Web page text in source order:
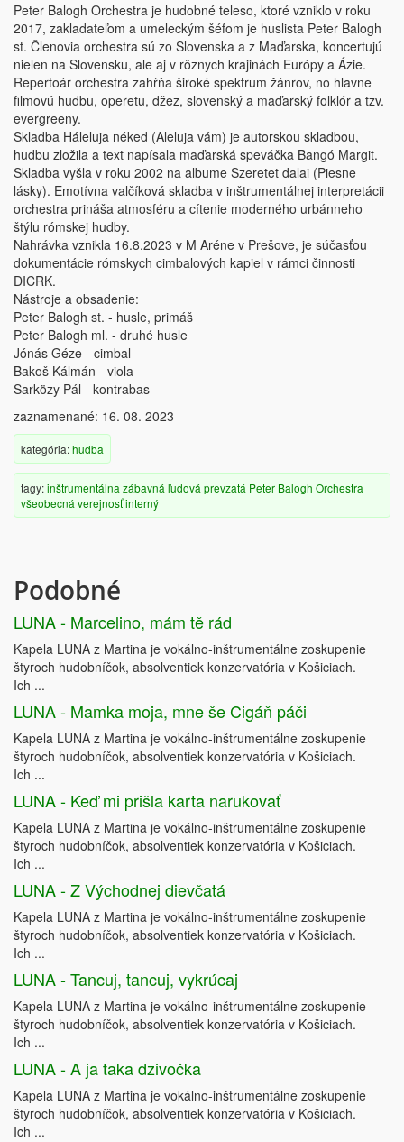
Peter Balogh Orchestra je hudobné teleso, ktoré vzniklo v roku
2017, zakladateľom a umeleckým šéfom je huslista Peter Balogh
st. Členovia orchestra sú zo Slovenska a z Maďarska, koncertujú
nielen na Slovensku, ale aj v rôznych krajinách Európy a Ázie.
Repertoár orchestra zahŕňa široké spektrum žánrov, no hlavne
filmovú hudbu, operetu, džez, slovenský a maďarský folklór a tzv.
evergreeny.
Skladba Háleluja néked (Aleluja vám) je autorskou skladbou,
hudbu zložila a text napísala maďarská speváčka Bangó Margit.
Skladba vyšla v roku 2002 na albume Szeretet dalai (Piesne
lásky). Emotívna valčíková skladba v inštrumentálnej interpretácii
orchestra prináša atmosféru a cítenie moderného urbánneho
štýlu rómskej hudby.
Nahrávka vznikla 16.8.2023 v M Aréne v Prešove, je súčasťou
dokumentácie rómskych cimbalových kapiel v rámci činnosti
DICRK.
Nástroje a obsadenie:
Peter Balogh st. - husle, primáš
Peter Balogh ml. - druhé husle
Jónás Géze - cimbal
Bakoš Kálmán - viola
Sarközy Pál - kontrabas
zaznamenané: 16. 08. 2023
kategória:hudba
tagy:inštrumentálna zábavná ľudová prevzatá Peter Balogh Orchestra
všeobecná verejnosťinterný
Podobné
LUNA - Marcelino, mám tě rád
Kapela LUNA z Martina je vokálno-inštrumentálne zoskupenie
štyroch hudobníčok, absolventiek konzervatória v Košiciach.
Ich ...
LUNA - Mamka moja, mne še Cigáň páči
Kapela LUNA z Martina je vokálno-inštrumentálne zoskupenie
štyroch hudobníčok, absolventiek konzervatória v Košiciach.
Ich ...
LUNA - Keď mi prišla karta narukovať
Kapela LUNA z Martina je vokálno-inštrumentálne zoskupenie
štyroch hudobníčok, absolventiek konzervatória v Košiciach.
Ich ...
LUNA - Z Východnej dievčatá
Kapela LUNA z Martina je vokálno-inštrumentálne zoskupenie
štyroch hudobníčok, absolventiek konzervatória v Košiciach.
Ich ...
LUNA - Tancuj, tancuj, vykrúcaj
Kapela LUNA z Martina je vokálno-inštrumentálne zoskupenie
štyroch hudobníčok, absolventiek konzervatória v Košiciach.
Ich ...
LUNA - A ja taka dzivočka
Kapela LUNA z Martina je vokálno-inštrumentálne zoskupenie
štyroch hudobníčok, absolventiek konzervatória v Košiciach.
Ich ...